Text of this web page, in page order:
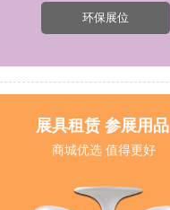
环保展位
展具租赁 参展用品
商城优选 值得更好